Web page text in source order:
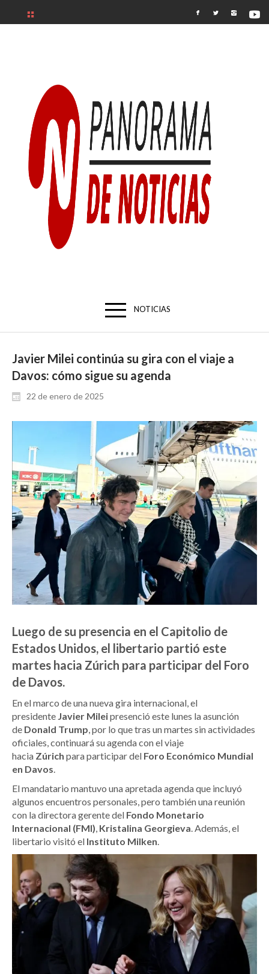
NOTICIAS
Javier Milei continúa su gira con el viaje a
Davos: cómo sigue su agenda
22 de enero de 2025
Luego de su presencia en el Capitolio de
Estados Unidos, el libertario partió este
martes hacia Zúrich para participar del Foro
de Davos.
En el marco de una nueva gira internacional, el
presidente Javier Mileipresenció este lunes la asunción
de Donald Trump, por lo que tras un martes sin actividades
oficiales, continuará su agenda con el viaje
hacia Zúrich para participar del Foro Económico Mundial
en Davos.
El mandatario mantuvo una apretada agenda que incluyó
algunos encuentros personales, pero también una reunión
con la directora gerente del Fondo Monetario
Internacional (FMI), Kristalina Georgieva. Además, el
libertario visitó el Instituto Milken.